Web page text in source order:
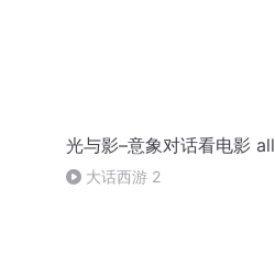
光与影–意象对话看电影 all
大话西游 2